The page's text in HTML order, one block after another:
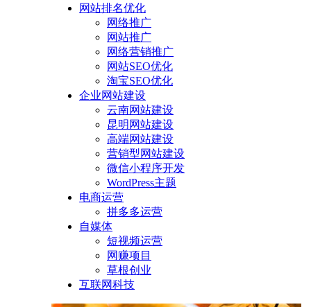
网站排名优化
网络推广
网站推广
网络营销推广
网站SEO优化
淘宝SEO优化
企业网站建设
云南网站建设
昆明网站建设
高端网站建设
营销型网站建设
微信小程序开发
WordPress主题
电商运营
拼多多运营
自媒体
短视频运营
网赚项目
草根创业
互联网科技